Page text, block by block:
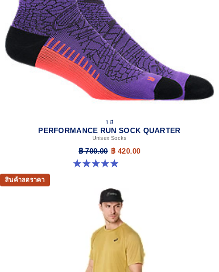
1 สี
PERFORMANCE RUN SOCK QUARTER
Unisex Socks
฿ 700.00 ฿ 420.00
4.9 จาก 5 ดาว 159 รีวิว
สินค้าลดราคา